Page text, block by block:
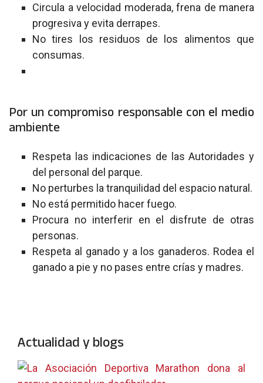
Circula a velocidad moderada, frena de manera
progresiva y evita derrapes.
No tires los residuos de los alimentos que
consumas.
Por un compromiso responsable con el medio
ambiente
Respeta las indicaciones de las Autoridades y
del personal del parque.
No perturbes la tranquilidad del espacio natural.
No está permitido hacer fuego.
Procura no interferir en el disfrute de otras
personas.
Respeta al ganado y a los ganaderos. Rodea el
ganado a pie y no pases entre crías y madres.
Actualidad y blogs